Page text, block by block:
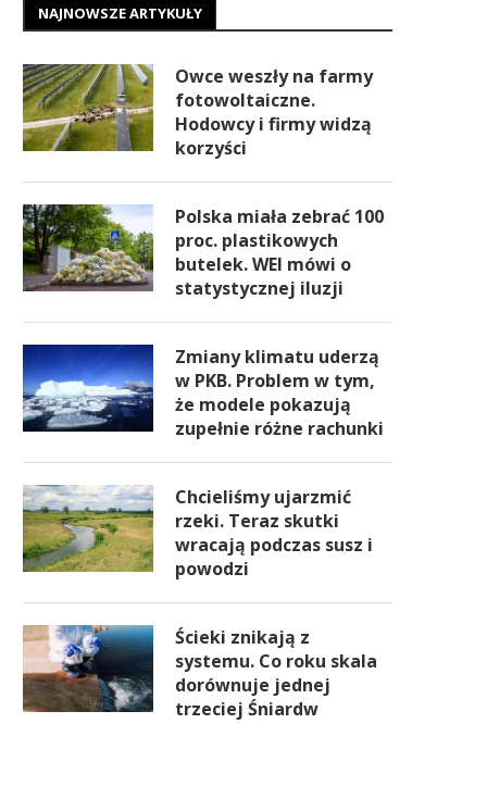
NAJNOWSZE ARTYKUŁY
Owce weszły na farmy
fotowoltaiczne.
Hodowcy i firmy widzą
korzyści
Polska miała zebrać 100
proc. plastikowych
butelek. WEI mówi o
statystycznej iluzji
Zmiany klimatu uderzą
w PKB. Problem w tym,
że modele pokazują
zupełnie różne rachunki
Chcieliśmy ujarzmić
rzeki. Teraz skutki
wracają podczas susz i
powodzi
Ścieki znikają z
systemu. Co roku skala
dorównuje jednej
trzeciej Śniardw